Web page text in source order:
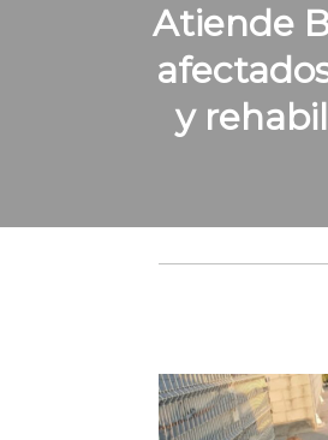
Atiende
y